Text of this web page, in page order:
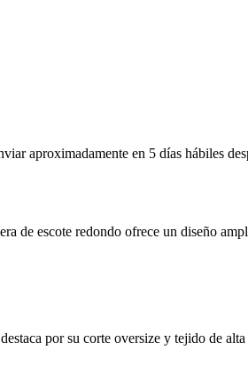
aproximadamente en 5 días hábiles
de escote redondo ofrece un diseño
por su corte oversize y tejido de